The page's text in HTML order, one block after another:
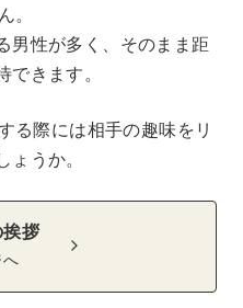
。
男性が多く、そのまま距
きます。
る際には相手の趣味をリ
うか。
挨拶
へ